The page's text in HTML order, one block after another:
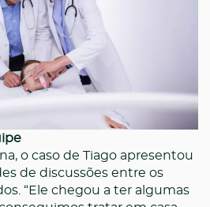
o caso de Tiago apresentou
de discussões entre os
“Ele chegou a ter algumas